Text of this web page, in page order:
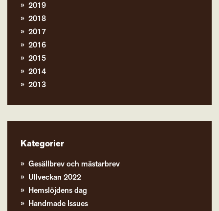
2019
2018
2017
2016
2015
2014
2013
Kategorier
Gesällbrev och mästarbrev
Ullveckan 2022
Hemslöjdens dag
Handmade Issues